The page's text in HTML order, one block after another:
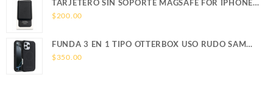
TARJETERO SIN SOPORTE MAGSAFE FOR IPHONE
LEATHER WALLET MAGSAFE
$200.00
FUNDA 3 EN 1 TIPO OTTERBOX USO RUDO SAM
S26 ULTRA SAMSUNG S26 ULTRA
$350.00